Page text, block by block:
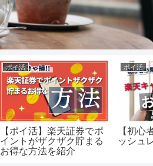
ポイ活
【ポイ活】楽天証券でポ
イントがザクザク貯まる
お得な方法を紹介
ポイ活
【初心
ッシュ